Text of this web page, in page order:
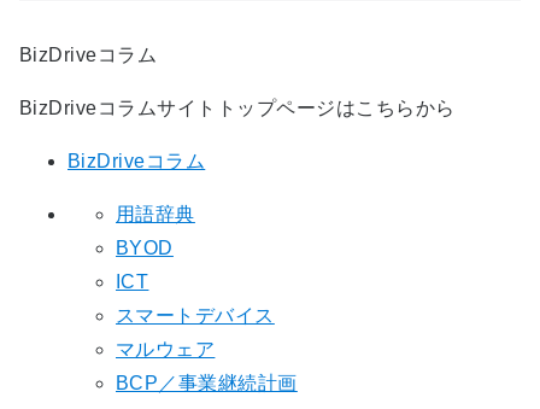
BizDriveコラム
BizDriveコラムサイトトップページはこちらから
BizDriveコラム
用語辞典
BYOD
ICT
スマートデバイス
マルウェア
BCP／事業継続計画